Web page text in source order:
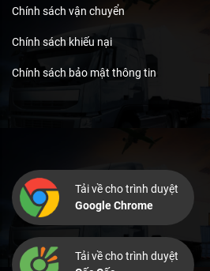
Chính sách vận chuyển
Chính sách khiếu nại
Chính sách bảo mật thông tin
Tải về cho trình duyệt
Google Chrome
Tải về cho trình duyệt